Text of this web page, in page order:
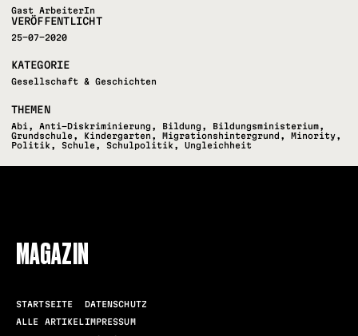
Gast ArbeiterIn
VERÖFFENTLICHT
25-07-2020
KATEGORIE
Gesellschaft & Geschichten
THEMEN
Abi ,Anti-Diskriminierung , Bildung , Bildungsministerium,
Grundschule , Kindergarten ,Migrationshintergrund ,Minority,
Politik, Schule , Schulpolitik,Ungleichheit
MAGAZIN
STARTSEITE
ALLE ARTIKEL
DATENSCHUTZ
IMPRESSUM